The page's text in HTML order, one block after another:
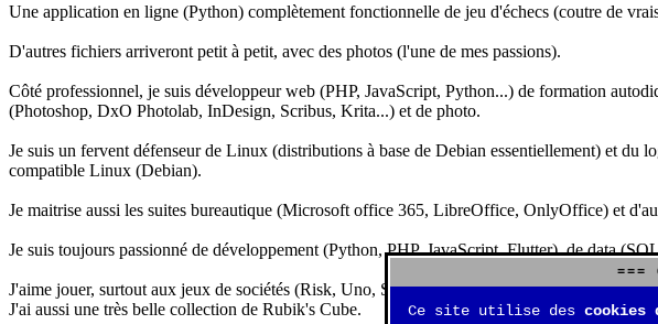
Une application en ligne (Python) complètement fonctionnelle de jeu d'échecs (coutre de
D'autres fichiers arriveront petit à petit, avec des photos (l'une de mes passions).
Côté professionnel, je suis développeur web (PHP, JavaScript, Python...) de formation
(Photoshop, DxO Photolab, InDesign, Scribus, Krita...) et de photo.
Je suis un fervent défenseur de Linux (distributions à base de Debian essentiellement) et
compatible Linux (Debian).
Je maitrise aussi les suites bureautique (Microsoft office 365, LibreOffice, OnlyOffice) et
Je suis toujours passionné de développement (Python, PHP, JavaScript, Flutter), de data
J'aime jouer, surtout aux jeux de sociétés (Risk, Uno, Scrabble...), mais aussi aux jeux de
J'ai aussi une très belle collection de Rubik's Cube.
===
Ce site utilise des cookies